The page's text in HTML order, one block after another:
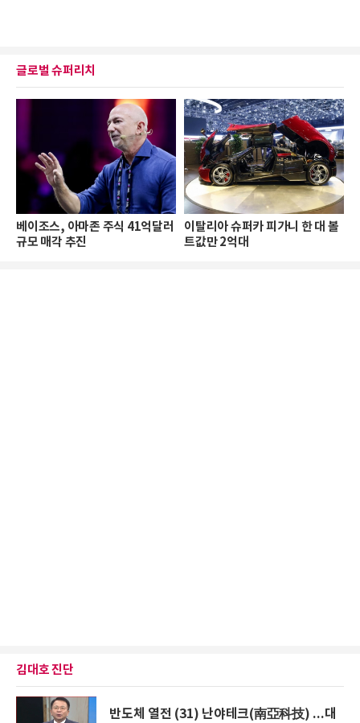
글로벌 슈퍼리치
베이조스, 아마존 주식 41억달러
규모 매각 추진
이탈리아 슈퍼카 피가니 한 대 볼
트값만 2억대
김대호 진단
반도체 열전 (31) 난야테크(南亞科技) ...대